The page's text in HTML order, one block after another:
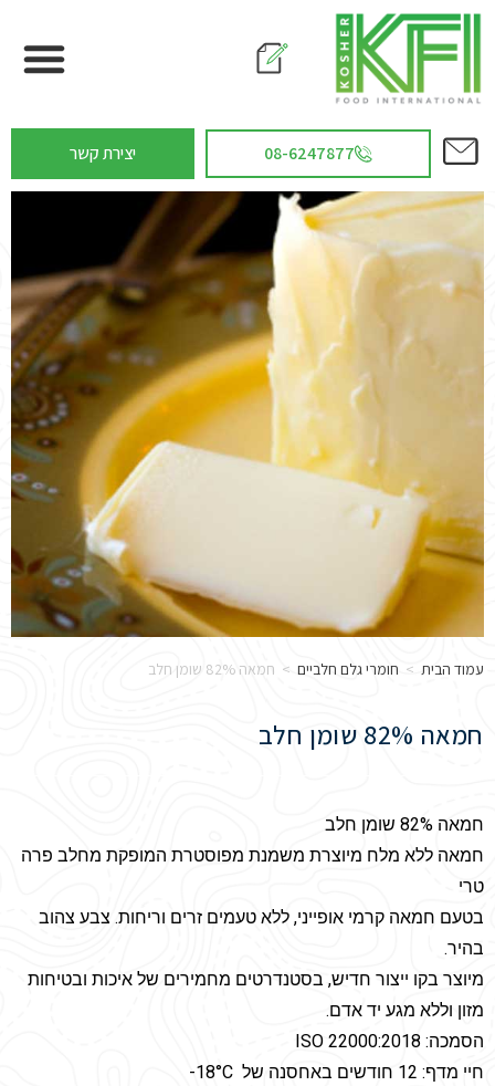
08-6247877 יצירת קשר
עמוד הבית > חומרי גלם חלביים > חמאה 82% שומן חלב
חמאה 82% שומן חלב
חמאה 82% שומן חלב
חמאה ללא מלח מיוצרת משמנת מפוסטרת המופקת מחלב פרה
טרי
בטעם חמאה קרמי אופייני, ללא טעמים זרים וריחות. צבע צהוב
בהיר.
מיוצר בקו ייצור חדיש, בסטנדרטים מחמירים של איכות ובטיחות
מזון וללא מגע יד אדם.
הסמכה: ISO 22000:2018
חיי מדף: 12 חודשים באחסנה של 18°C-